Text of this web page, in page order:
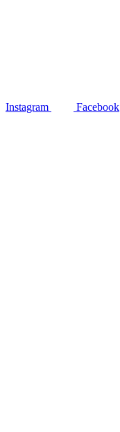
Instagram Facebook